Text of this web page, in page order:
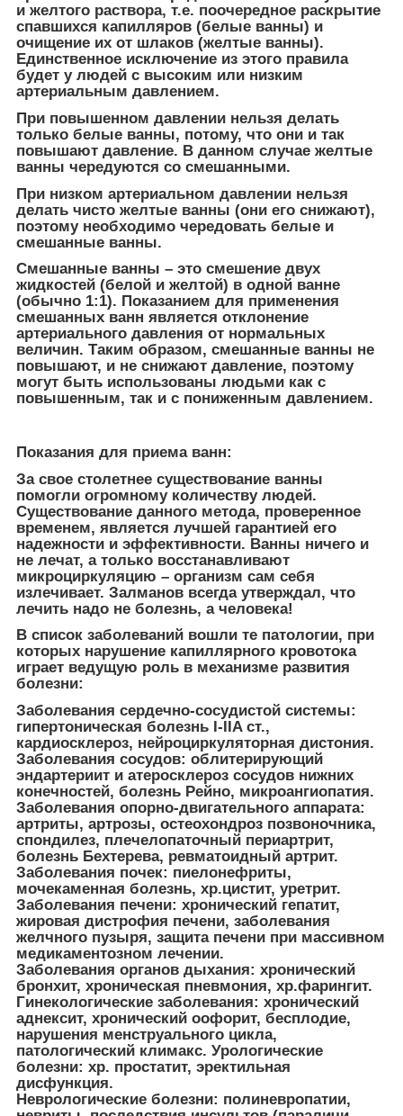
и желтого раствора, т.е. поочередное раскрытие
спавшихся капилляров (белые ванны) и
очищение их от шлаков (желтые ванны).
Единственное исключение из этого правила
будет у людей с высоким или низким
артериальным давлением.
При повышенном давлении нельзя делать
только белые ванны, потому, что они и так
повышают давление. В данном случае желтые
ванны чередуются со смешанными.
При низком артериальном давлении нельзя
делать чисто желтые ванны (они его снижают),
поэтому необходимо чередовать белые и
смешанные ванны.
Смешанные ванны – это смешение двух
жидкостей (белой и желтой) в одной ванне
(обычно 1:1). Показанием для применения
смешанных ванн является отклонение
артериального давления от нормальных
величин. Таким образом, смешанные ванны не
повышают, и не снижают давление, поэтому
могут быть использованы людьми как с
повышенным, так и с пониженным давлением.
Показания для приема ванн:
За свое столетнее существование ванны
помогли огромному количеству людей.
Существование данного метода, проверенное
временем, является лучшей гарантией его
надежности и эффективности. Ванны ничего и
не лечат, а только восстанавливают
микроциркуляцию – организм сам себя
излечивает. Залманов всегда утверждал, что
лечить надо не болезнь, а человека!
В список заболеваний вошли те патологии, при
которых нарушение капиллярного кровотока
играет ведущую роль в механизме развития
болезни:
Заболевания сердечно-сосудистой системы:
гипертоническая болезнь I-IIA ст.,
кардиосклероз, нейроциркуляторная дистония.
Заболевания сосудов: облитерирующий
эндартериит и атеросклероз сосудов нижних
конечностей, болезнь Рейно, микроангиопатия.
Заболевания опорно-двигательного аппарата:
артриты, артрозы, остеохондроз позвоночника,
спондилез, плечелопаточный периартрит,
болезнь Бехтерева, ревматоидный артрит.
Заболевания почек: пиелонефриты,
мочекаменная болезнь, хр.цистит, уретрит.
Заболевания печени: хронический гепатит,
жировая дистрофия печени, заболевания
желчного пузыря, защита печени при массивном
медикаментозном лечении.
Заболевания органов дыхания: хронический
бронхит, хроническая пневмония, хр.фарингит.
Гинекологические заболевания: хронический
аднексит, хронический оофорит, бесплодие,
нарушения менструального цикла,
патологический климакс. Урологические
болезни: хр. простатит, эректильная
дисфункция.
Неврологические болезни: полиневропатии,